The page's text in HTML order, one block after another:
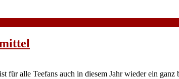
alle Teefans auch in diesem Jahr wieder ein